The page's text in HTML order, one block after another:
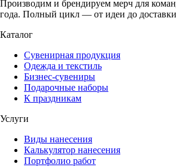
Производим и брендируем мерч для
года. Полный цикл — от идеи до
Каталог
Сувенирная продукция
Одежда и текстиль
Бизнес-сувениры
Подарочные наборы
К праздникам
Услуги
Виды нанесения
Калькулятор нанесения
Портфолио работ